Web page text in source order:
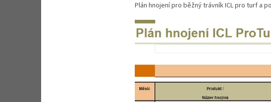
Plán hnojení pro běžný trávník ICL pro turf a